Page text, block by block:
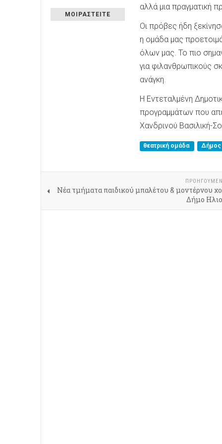
ΜΟΙΡΑΣΤΕΙΤΕ
αλλά μια πραγματική
Οι πρόβες ήδη
η ομάδα μας
όλων μας. Το πιο
για φιλανθρωπικούς
ανάγκη.
Η Εντεταλμένη
προγραμμάτων που
Χανδρινού Βασιλική-
θεατρική ομάδα Δήμος
Νέα τμήματα παιδικού μπαλέτου & μοντέρνου
Δήμο